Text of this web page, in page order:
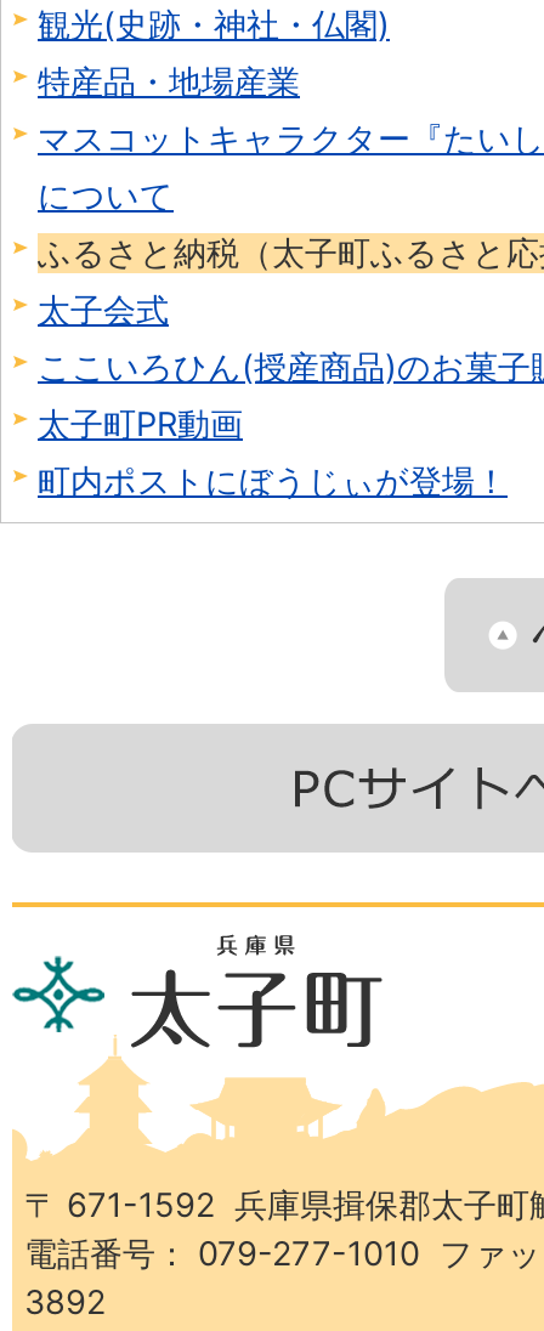
観光(史跡・神社・仏閣)
特産品・地場産業
マスコットキャラクター『たい
について
ふるさと納税（太子町ふるさと
太子会式
ここいろひん(授産商品)のお菓子
太子町PR動画
町内ポストにぼうじぃが登場！
兵
庫
子
町
〒 671-1592 兵庫県揖保郡太子町
電話番号： 079-277-1010 ファ
3892